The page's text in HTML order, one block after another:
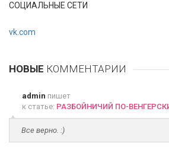
СОЦИАЛЬНЫЕ СЕТИ
vk.com
НОВЫЕ КОММЕНТАРИИ
admin пишет
к статье: РАЗБОЙНИЧИЙ ПО-
Все верно. :)